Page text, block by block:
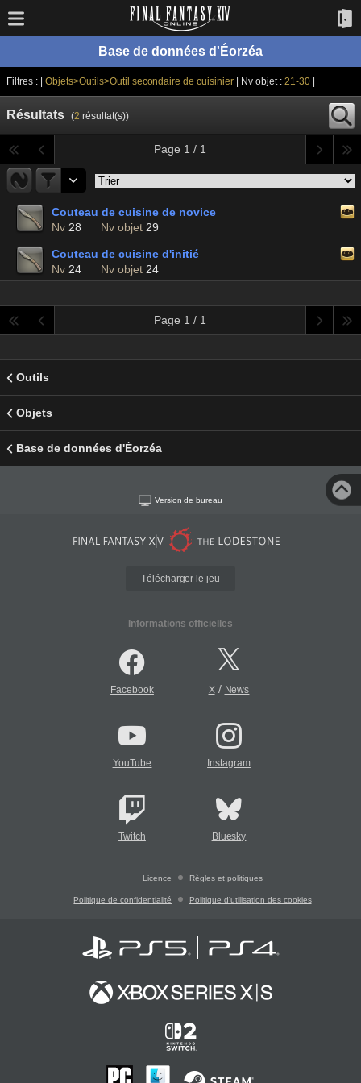
Base de données d'Éorzéa
Filtres : | Objets>Outils>Outil secondaire de cuisinier | Nv objet : 21-30|
Résultats (2 résultat(s))
Page 1 / 1
Couteau de cuisine de novice
Nv 28 Nv objet 29
Couteau de cuisine d'initié
Nv 24 Nv objet 24
Page 1 / 1
Outils
Objets
Base de données d'Éorzéa
Version de bureau
Télécharger le jeu
Informations officielles
Facebook X/ News
YouTube Instagram
Twitch Bluesky
Licence Règles et politiques
Politique de confidentialité Politique d'utilisation des cookies